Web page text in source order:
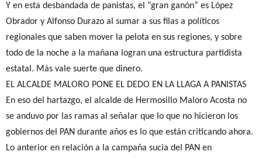
Y en esta desbandada de panistas, el “gran ganón” es López
Obrador y Alfonso Durazo al sumar a sus filas a políticos
regionales que saben mover la pelota en sus regiones, y sobre
todo de la noche a la mañana logran una estructura partidista
estatal. Más vale suerte que dinero.
EL ALCALDE MALORO PONE EL DEDO EN LA LLAGA A PANISTAS
En eso del hartazgo, el alcalde de Hermosillo Maloro Acosta no
se anduvo por las ramas al señalar que lo que no hicieron los
gobiernos del PAN durante años es lo que están criticando ahora.
Lo anterior en relación a la campaña sucia del PAN en